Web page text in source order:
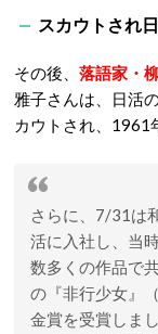
スカウトされ
その後、 落語家・
雅子さんは、日活
カウトされ、1961
さらに、7/31は
活に入社し、当
数多くの作品で
の『非行少女』
金賞を受賞しま